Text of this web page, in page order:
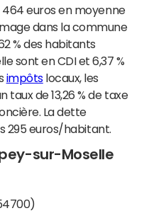
464 euros en moyenne
dans la commune
% des habitants
sont en CDI et 6,37 %
impôtslocaux, les
de 13,26 % de taxe
La dette
295 euros/habitant.
sur-Moselle